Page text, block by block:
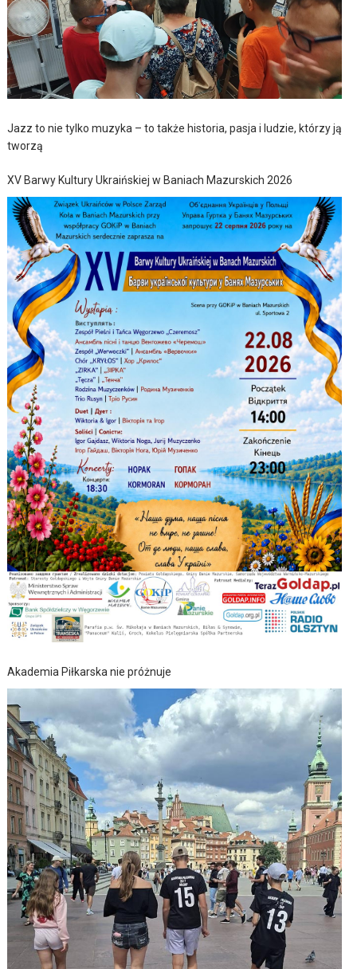
Jazz to nie tylko muzyka – to także historia, pasja i ludzie, którzy ją
tworzą
XV Barwy Kultury Ukraińskiej w Baniach Mazurskich 2026
Akademia Piłkarska nie próżnuje